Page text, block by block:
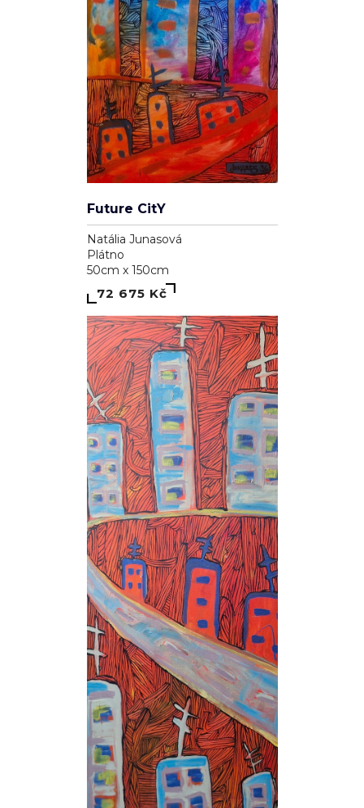
Future CitY
Natália Junasová
Plátno
50cm x 150cm
72 675 Kč